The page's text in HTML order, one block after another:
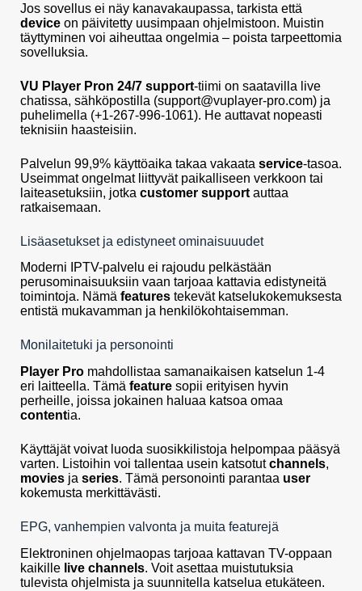
Jos sovellus ei näy kanavakaupassa, tarkista että
device on päivitetty uusimpaan ohjelmistoon. Muistin
täyttyminen voi aiheuttaa ongelmia – poista tarpeettomia
sovelluksia.
VU Player Pron 24/7 support-tiimi on saatavilla live
chatissa, sähköpostilla (support@vuplayer-pro.com) ja
puhelimella (+1-267-996-1061). He auttavat nopeasti
teknisiin haasteisiin.
Palvelun 99,9% käyttöaika takaa vakaata service-tasoa.
Useimmat ongelmat liittyvät paikalliseen verkkoon tai
laiteasetuksiin, jotka customer support auttaa
ratkaisemaan.
Lisäasetukset ja edistyneet ominaisuuudet
Moderni IPTV-palvelu ei rajoudu pelkästään
perusominaisuuksiin vaan tarjoaa kattavia edistyneitä
toimintoja. Nämä features tekevät katselukokemuksesta
entistä mukavamman ja henkilökohtaisemman.
Monilaitetuki ja personointi
Player Pro mahdollistaa samanaikaisen katselun 1-4
eri laitteella. Tämä feature sopii erityisen hyvin
perheille, joissa jokainen haluaa katsoa omaa
contentia.
Käyttäjät voivat luoda suosikkilistoja helpompaa pääsyä
varten. Listoihin voi tallentaa usein katsotutchannels,
movies ja series. Tämä personointi parantaa user
kokemusta merkittävästi.
EPG, vanhempien valvonta ja muita featurejä
Elektroninen ohjelmaopas tarjoaa kattavan TV-oppaan
kaikille live channels. Voit asettaa muistutuksia
tulevista ohjelmista ja suunnitella katselua etukäteen.